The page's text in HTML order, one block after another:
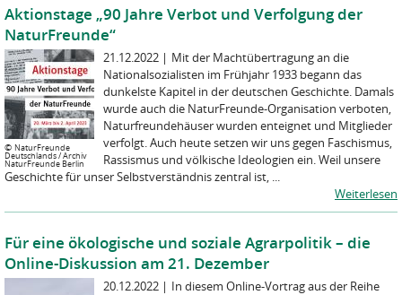
Aktionstage „90 Jahre Verbot und Verfolgung der
NaturFreunde“
© NaturFreunde
Deutschlands / Archiv
NaturFreunde Berlin
21.12.2022 | Mit der Machtübertragung an die
Nationalsozialisten im Frühjahr 1933 begann das
dunkelste Kapitel in der deutschen Geschichte. Damals
wurde auch die NaturFreunde-Organisation verboten,
Naturfreundehäuser wurden enteignet und Mitglieder
verfolgt. Auch heute setzen wir uns gegen Faschismus,
Rassismus und völkische Ideologien ein. Weil unsere
Geschichte für unser Selbstverständnis zentral ist, ...
Weiterlesen
Für eine ökologische und soziale Agrarpolitik – die
Online-Diskussion am 21. Dezember
20.12.2022 | In diesem Online-Vortrag aus der Reihe